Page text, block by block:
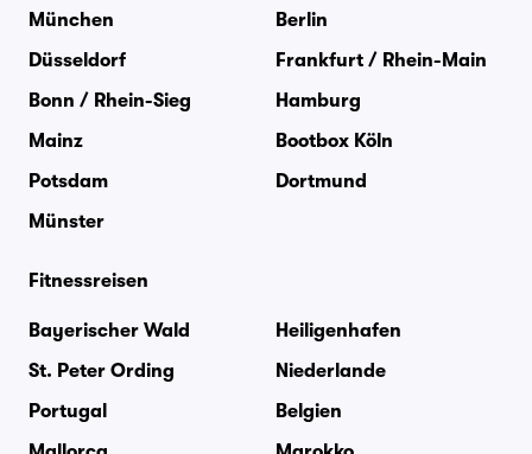
München
Berlin
Düsseldorf
Frankfurt / Rhein-Main
Bonn / Rhein-Sieg
Hamburg
Mainz
Bootbox Köln
Potsdam
Dortmund
Münster
Fitnessreisen
Bayerischer Wald
Heiligenhafen
St. Peter Ording
Niederlande
Portugal
Belgien